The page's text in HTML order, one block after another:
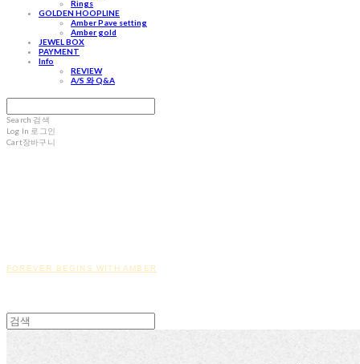
Rings
GOLDEN HOOPLINE
Amber Pave setting
Amber gold
JEWEL BOX
PAYMENT
Info
REVIEW
A/S 와 Q&A
Search 검색
Log In 로그인
Cart장바구니
FOREVER BEGINS WITH AMBER